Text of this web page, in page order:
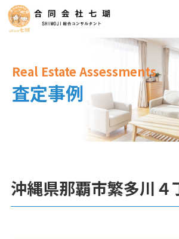
Real Estate Assessments
査定事例
沖縄県那覇市繁多川４